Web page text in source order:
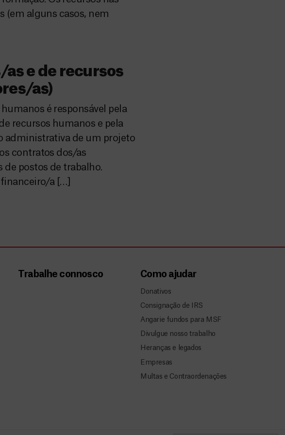
(em alguns casos, nem
e de recursos
as)
é responsável pela
recursos humanos e pela
administrativa de um projeto
contratos dos/as
de postos de trabalho.
a […]
Trabalhe connosco Como ajudar
Donativos
Consignação de IRS
Angarie fundos para MSF
Divulgue nosso trabalho
Heranças e legados
Empresas
Multas e Contraordenações